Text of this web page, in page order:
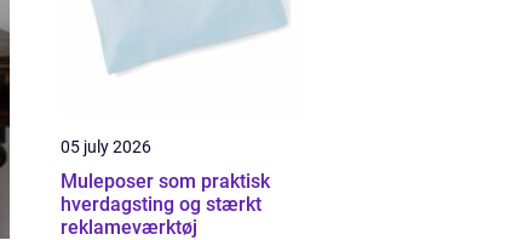
05 july 2026
Muleposer som praktisk
hverdagsting og stærkt
reklameværktøj